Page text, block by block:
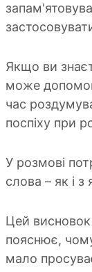
Якщо ви
може
час
поспіху при
У розмові
слова – як і
Цей
пояснює,
мало